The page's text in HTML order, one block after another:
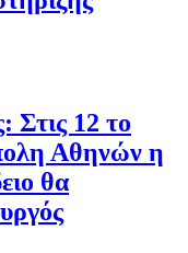
Στις 12 το
Αθηνών η
θα